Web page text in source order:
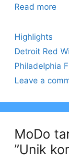
Read more
Categories
Highlights
Tags
Detroit Red
Philadelphia
Leave a
MoDo
”Unik